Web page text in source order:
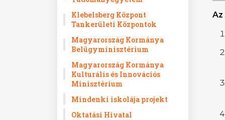
Klebelsberg Központ
Tankerületi Központok
Magyarország Kormánya
Belügyminisztérium
Magyarország Kormánya
Kulturális és Innovációs
Minisztérium
Mindenki iskolája projekt
Oktatási Hivatal